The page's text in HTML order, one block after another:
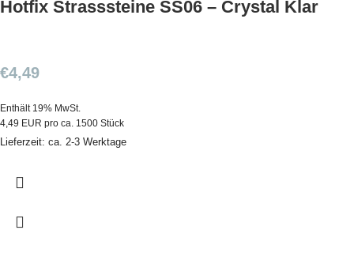
Hotfix Strasssteine SS06 – Crystal Klar
€4,49
Enthält 19% MwSt.
4,49 EUR pro ca. 1500 Stück
Lieferzeit: ca. 2-3 Werktage